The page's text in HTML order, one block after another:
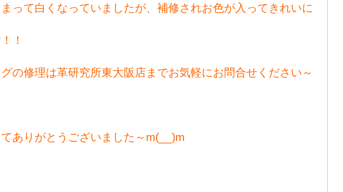
って白くなっていましたが、補修されお色が入ってきれいに
！
の修理は革研究所東大阪店までお気軽にお問合せください～
ありがとうございました～m(__)m